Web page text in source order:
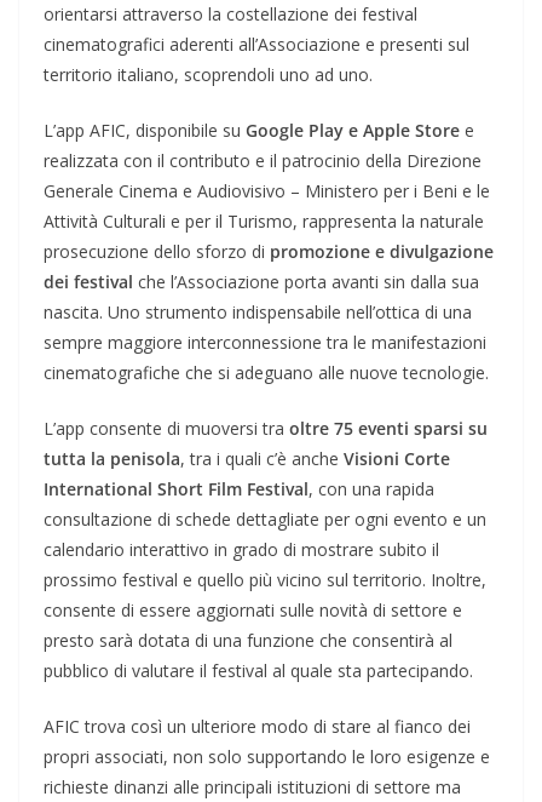
orientarsi attraverso la costellazione dei festival
cinematografici aderenti all’Associazione e presenti sul
territorio italiano, scoprendoli uno ad uno.
L’app AFIC, disponibile su Google Play e Apple Store e
realizzata con il contributo e il patrocinio della Direzione
Generale Cinema e Audiovisivo – Ministero per i Beni e le
Attività Culturali e per il Turismo, rappresenta la naturale
prosecuzione dello sforzo di promozione e divulgazione
dei festival che l’Associazione porta avanti sin dalla sua
nascita. Uno strumento indispensabile nell’ottica di una
sempre maggiore interconnessione tra le manifestazioni
cinematografiche che si adeguano alle nuove tecnologie.
L’app consente di muoversi tra oltre 75 eventi sparsi su
tutta la penisola, tra i quali c’è anche Visioni Corte
International Short Film Festival, con una rapida
consultazione di schede dettagliate per ogni evento e un
calendario interattivo in grado di mostrare subito il
prossimo festival e quello più vicino sul territorio. Inoltre,
consente di essere aggiornati sulle novità di settore e
presto sarà dotata di una funzione che consentirà al
pubblico di valutare il festival al quale sta partecipando.
AFIC trova così un ulteriore modo di stare al fianco dei
propri associati, non solo supportando le loro esigenze e
richieste dinanzi alle principali istituzioni di settore ma